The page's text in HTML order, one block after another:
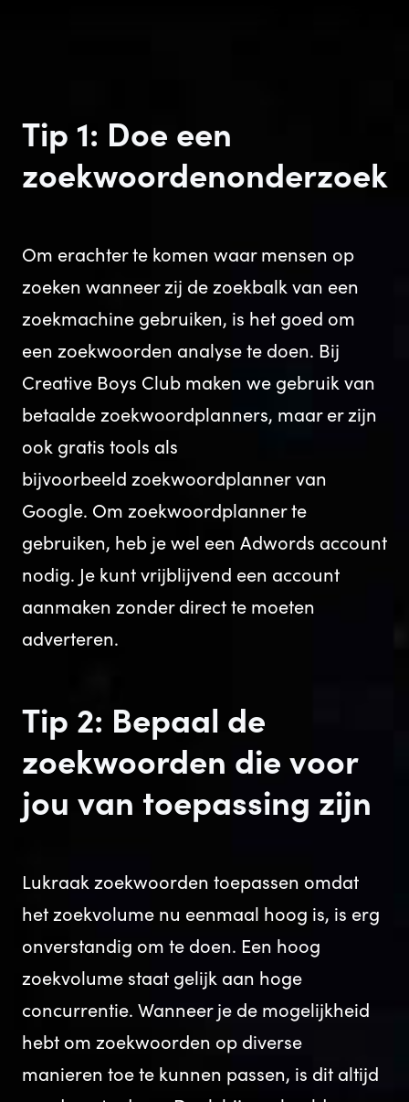
Tip 1: Doe een
zoekwoordenonderzoek
Om erachter te komen waar mensen op
zoeken wanneer zij de zoekbalk van een
zoekmachine gebruiken, is het goed om
een zoekwoorden analyse te doen. Bij
Creative Boys Club maken we gebruik van
betaalde zoekwoordplanners, maar er zijn
ook gratis tools als
bijvoorbeeld zoekwoordplanner van
Google. Om zoekwoordplanner te
gebruiken, heb je wel een Adwords account
nodig. Je kunt vrijblijvend een account
aanmaken zonder direct te moeten
adverteren.
Tip 2: Bepaal de
zoekwoorden die voor
jou van toepassing zijn
Lukraak zoekwoorden toepassen omdat
het zoekvolume nu eenmaal hoog is, is erg
onverstandig om te doen. Een hoog
zoekvolume staat gelijk aan hoge
concurrentie. Wanneer je de mogelijkheid
hebt om zoekwoorden op diverse
manieren toe te kunnen passen, is dit altijd